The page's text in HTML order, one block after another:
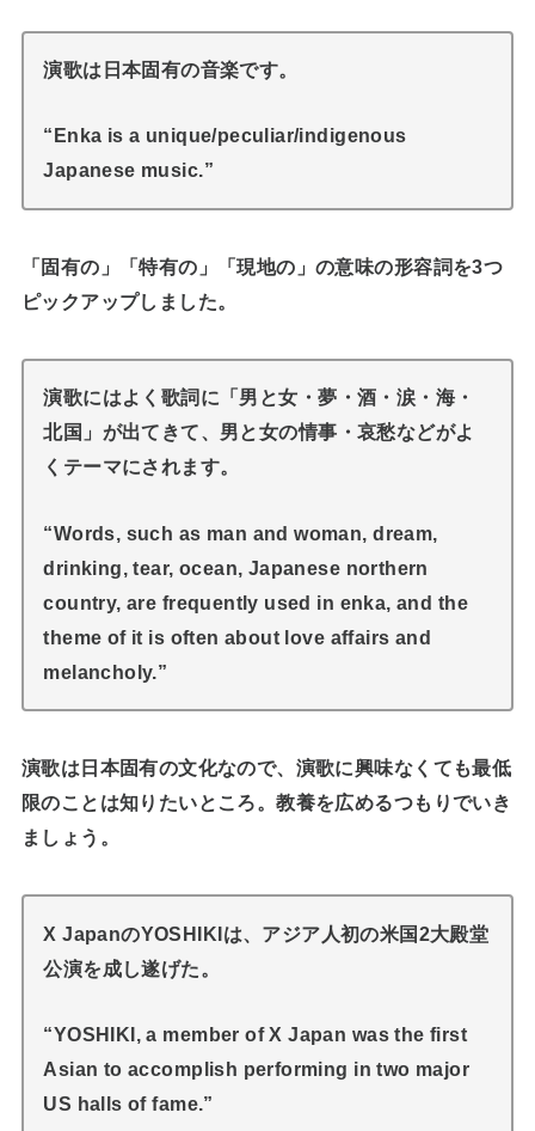
演歌は日本固有の音楽です。
“Enka is a unique/peculiar/indigenous
Japanese music.”
「固有の」「特有の」「現地の」の意味の形容詞を3つ
ピックアップしました。
演歌にはよく歌詞に「男と女・夢・酒・涙・海・
北国」が出てきて、男と女の情事・哀愁などがよ
くテーマにされます。
“Words, such as man and woman, dream,
drinking, tear, ocean, Japanese northern
country, are frequently used in enka, and the
theme of it is often about love affairs and
melancholy.”
演歌は日本固有の文化なので、演歌に興味なくても最低
限のことは知りたいところ。教養を広めるつもりでいき
ましょう。
X JapanのYOSHIKIは、アジア人初の米国2大殿堂
公演を成し遂げた。
“YOSHIKI, a member of X Japan was the first
Asian to accomplish performing in two major
US halls of fame.”